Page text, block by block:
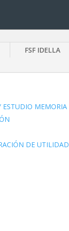
FSF IDELLA
ESTUDIO MEMORIA
DE